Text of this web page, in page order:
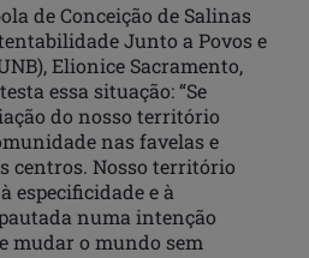
de Conceição de Salinas
Junto a Povos e
Elionice Sacramento,
essa situação: “Se
do nosso território
nas favelas e
centros. Nosso território
especificidade e à
numa intenção
mudar o mundo sem